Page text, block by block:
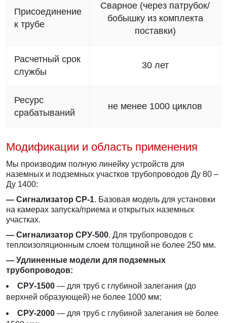
Присоединение
к трубе
Сварное (через патрубок/
бобышку из комплекта
поставки)
Расчетный срок
службы
30 лет
Ресурс
срабатываний
не менее 1000 циклов
Модификации и область применения
Мы производим полную линейку устройств для
наземных и подземных участков трубопроводов Ду 80 –
Ду 1400:
— Сигнализатор СР-1. Базовая модель для установки
на камерах запуска/приема и открытых наземных
участках.
— Сигнализатор СРУ-500. Для трубопроводов с
теплоизоляционным слоем толщиной не более 250 мм.
— Удлиненные модели для подземных
трубопроводов:
СРУ-1500 — для труб с глубиной залегания (до
верхней образующей) не более 1000 мм;
СРУ-2000 — для труб с глубиной залегания не более